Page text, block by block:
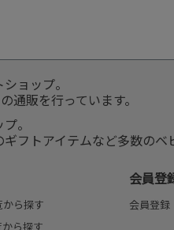
ョップ。
通販を行っています。
。
フトアイテムなど多数のベ
ら探す
ら探す
会員登
会員登録